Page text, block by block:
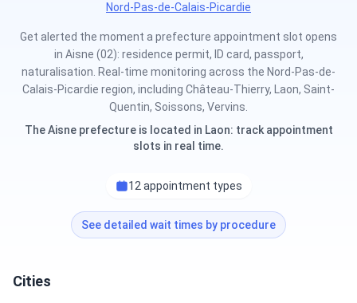
Nord-Pas-de-Calais-Picardie
Get alerted the moment a prefecture appointment slot opens
in Aisne (02): residence permit, ID card, passport,
naturalisation. Real-time monitoring across the Nord-Pas-de-
Calais-Picardie region, including Château-Thierry, Laon, Saint-
Quentin, Soissons, Vervins.
The Aisne prefecture is located in Laon: track appointment
slots in real time.
12 appointment types
See detailed wait times by procedure
Cities